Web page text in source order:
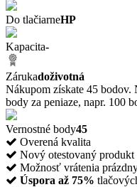
Do tlačiarneHP
Kapacita-
Zárukadoživotná
Nákupom získate 45 bodov.
body za peniaze, napr. 100
Vernostné body45
Overená kvalita
Nový otestovaný produkt
Možnosť vrátenia
Úspora až 75%